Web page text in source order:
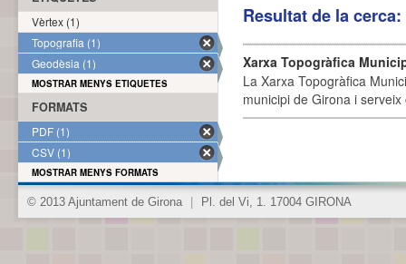
Resultat de la
Xarxa Topogràfica
La Xarxa Topogràfica
municipi de Girona i
Vèrtex (1)
Topografia (1)
Geodèsia (1)
MOSTRAR MENYS ETIQUETES
FORMATS
PDF (1)
CSV (1)
MOSTRAR MENYS FORMATS
© 2013 Ajuntament de Girona Pl. del Vi, 1. 17004 GIRONA